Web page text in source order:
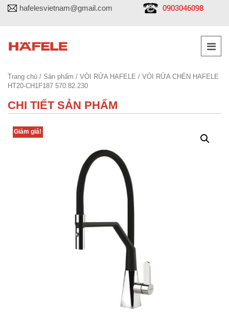
hafelesvietnam@gmail.com 0903046098
Trang chủ / Sản phẩm / VÒI RỬA HAFELE / VÒI RỬA CHÉN HAFELE
HT20-CH1F187 570.82.230
CHI TIẾT SẢN PHẨM
Giảm giá!